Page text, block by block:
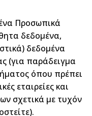
Προσωπικά
δεδομένα,
δεδομένα
(για παράδειγμα
όπου πρέπει
εταιρείες και
σχετικά με τυχόν